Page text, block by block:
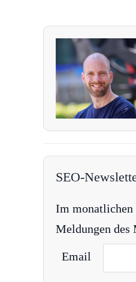
SEO-
Im monatlichen
Meldungen des
Email